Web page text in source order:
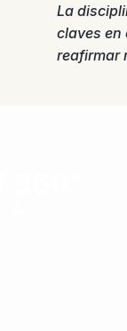
La
claves en
reafirmar